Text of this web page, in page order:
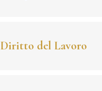
Diritto del Lavoro